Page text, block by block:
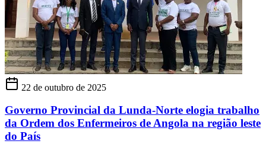
22 de outubro de 2025
Governo Provincial da Lunda-Norte elogia trabalho
da Ordem dos Enfermeiros de Angola na região leste
do País